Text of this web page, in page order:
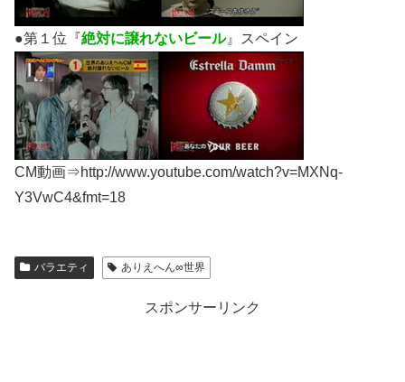
●第１位『絶対に譲れないビール』スペイン
CM動画⇒http://www.youtube.com/watch?v=MXNq-
Y3VwC4&fmt=18
バラエティ ありえへん∞世界
スポンサーリンク